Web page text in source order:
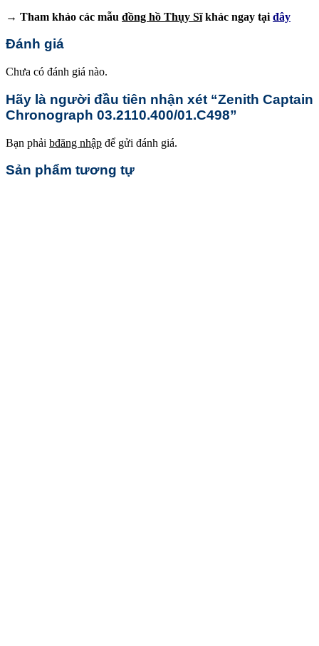
→ Tham khảo các mẫu đồng hồ Thụy Sĩkhác ngay tại đây
Đánh giá
Chưa có đánh giá nào.
Hãy là người đầu tiên nhận xét “Zenith Captain
Chronograph 03.2110.400/01.C498”
Bạn phải bđăng nhập để gửi đánh giá.
Sản phẩm tương tự